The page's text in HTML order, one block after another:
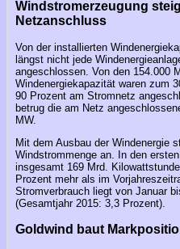
Windstromerzeugung
Netzanschluss
Von der installierten
längst nicht jede
angeschlossen. Von den 154.000
Windenergiekapazität waren zum
90 Prozent am Stromnetz
betrug die am Netz
MW.
Mit dem Ausbau der Windenergie
Windstrommenge an. In den
insgesamt 169 Mrd.
Prozent mehr als im
Stromverbrauch liegt von Januar
(Gesamtjahr 2015: 3,3 Prozent).
Goldwind baut